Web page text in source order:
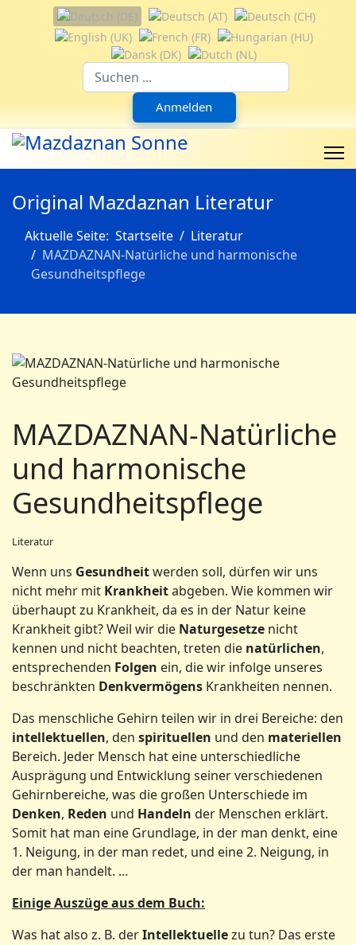
Sprache auswählen
Anmelden
Original Mazdaznan Literatur
Aktuelle Seite: Startseite
Literatur
MAZDAZNAN-Natürliche und harmonische
Gesundheitspflege
MAZDAZNAN-Natürliche
und harmonische
Gesundheitspflege
Literatur
Wenn uns Gesundheitwerden soll, dürfen wir uns
nicht mehr mit Krankheitabgeben. Wie kommen wir
überhaupt zu Krankheit, da es in der Natur keine
Krankheit gibt? Weil wir die Naturgesetze nicht
kennen und nicht beachten, treten die natürlichen,
entsprechenden Folgen ein, die wir infolge unseres
beschränkten Denkvermögens Krankheiten nennen.
Das menschliche Gehirn teilen wir in drei Bereiche: den
intellektuellen, den spirituellen und den materiellen
Bereich. Jeder Mensch hat eine unterschiedliche
Ausprägung und Entwicklung seiner verschiedenen
Gehirnbereiche, was die großen Unterschiede im
Denken, Reden und Handeln der Menschen erklärt.
Somit hat man eine Grundlage, in der man denkt, eine
1. Neigung, in der man redet, und eine 2. Neigung, in
der man handelt. ...
Einige Auszüge aus dem Buch:
Was hat also z. B. derIntellektuellezu tun? Das erste